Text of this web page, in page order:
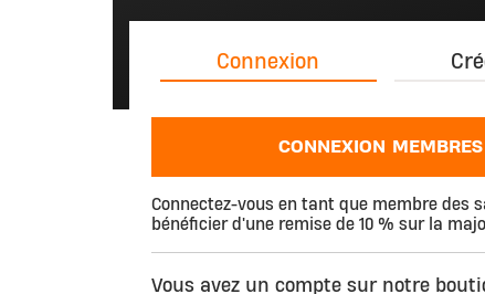
Connexion
CONNEXION
Connectez-vous en tant que membre des
bénéficier d'une remise de 10 % sur la
Vous avez un compte sur notre